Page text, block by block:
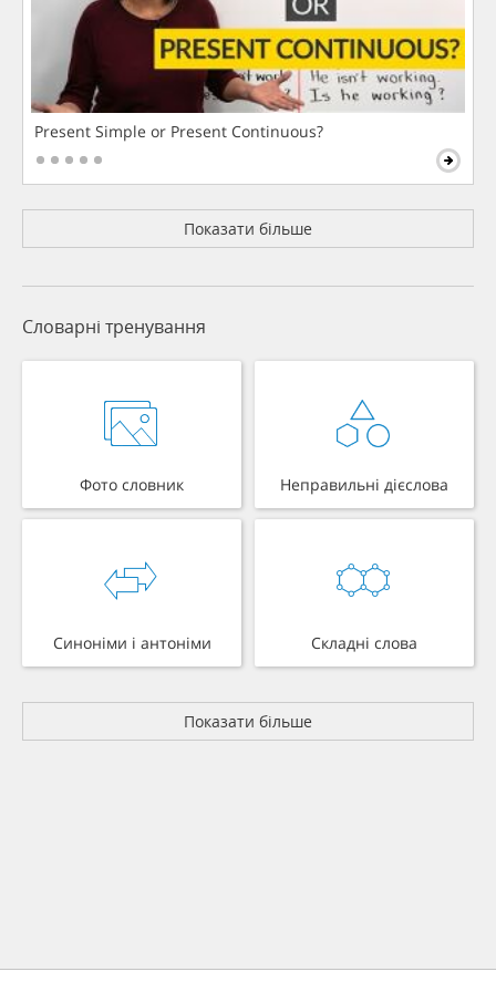
Present Simple or Present Continuous?
Показати більше
Словарні тренування
Фото словник Неправильні дієслова
Синоніми і антоніми Складні слова
Показати більше